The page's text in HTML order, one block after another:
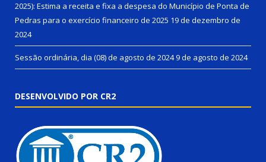
2025): Estima a receita e fixa a despesa do Município de Ponta de
Pedras para o exercício financeiro de 2025 19 de dezembro de
2024
Sessão ordinária, dia (08) de agosto de 20249 de agosto de 2024
DESENVOLVIDO POR CR2